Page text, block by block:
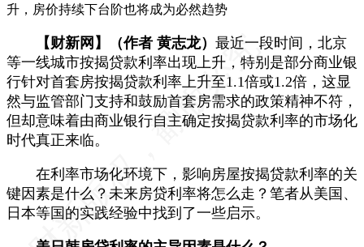
升，房价持续下台阶也将成为必然趋势
【财新网】（作者 黄志龙） 最近一段时间，北京
等一线城市按揭贷款利率出现上升，特别是部分商业银
行针对首套房按揭贷款利率上升至1.1倍或1.2倍，这显
然与监管部门支持和鼓励首套房需求的政策精神不符，
但却意味着由商业银行自主确定按揭贷款利率的市场化
时代真正来临。
在利率市场化环境下，影响房屋按揭贷款利率的关
键因素是什么？未来房贷利率将怎么走？笔者从美国、
日本等国的实践经验中找到了一些启示。